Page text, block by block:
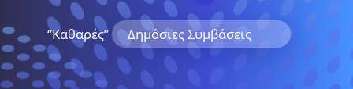
“Kαθαρές” Δημόσιες Συμβάσεις